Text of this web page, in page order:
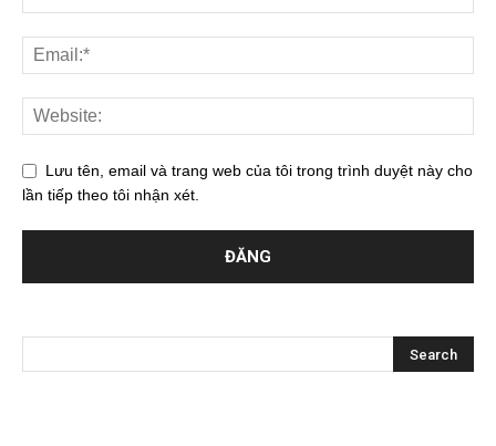
Lưu tên, email và trang web của tôi trong trình duyệt này cho
lần tiếp theo tôi nhận xét.